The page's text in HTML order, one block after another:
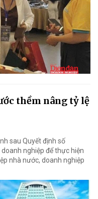
thềm nâng tỷ lệ
sau Quyết định số
nghiệp để thực hiện
nhà nước, doanh nghiệp